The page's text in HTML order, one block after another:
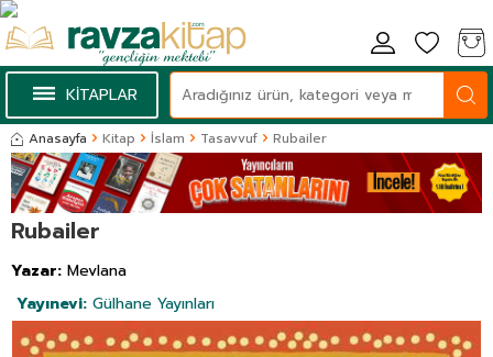
KİTAPLAR
Anasayfa Kitap İslam Tasavvuf Rubailer
Rubailer
Yazar: Mevlana
Yayınevi: Gülhane Yayınları